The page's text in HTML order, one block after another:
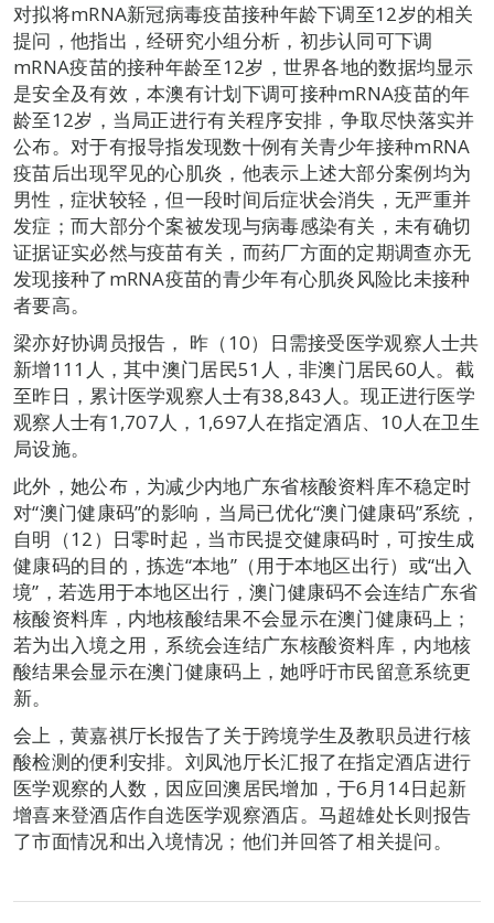
对拟将mRNA新冠病毒疫苗接种年龄下调至12岁的相关
提问，他指出，经研究小组分析，初步认同可下调
mRNA疫苗的接种年龄至12岁，世界各地的数据均显示
是安全及有效，本澳有计划下调可接种mRNA疫苗的年
龄至12岁，当局正进行有关程序安排，争取尽快落实并
公布。对于有报导指发现数十例有关青少年接种mRNA
疫苗后出现罕见的心肌炎，他表示上述大部分案例均为
男性，症状较轻，但一段时间后症状会消失，无严重并
发症；而大部分个案被发现与病毒感染有关，未有确切
证据证实必然与疫苗有关，而药厂方面的定期调查亦无
发现接种了mRNA疫苗的青少年有心肌炎风险比未接种
者要高。
梁亦好协调员报告， 昨（10）日需接受医学观察人士共
新增111人，其中澳门居民51人，非澳门居民60人。截
至昨日，累计医学观察人士有38,843人。现正进行医学
观察人士有1,707人，1,697人在指定酒店、10人在卫生
局设施。
此外，她公布，为减少内地广东省核酸资料库不稳定时
对“澳门健康码”的影响，当局已优化“澳门健康码”系统，
自明（12）日零时起，当市民提交健康码时，可按生成
健康码的目的，拣选“本地”（用于本地区出行）或“出入
境”，若选用于本地区出行，澳门健康码不会连结广东省
核酸资料库，内地核酸结果不会显示在澳门健康码上；
若为出入境之用，系统会连结广东核酸资料库，内地核
酸结果会显示在澳门健康码上，她呼吁市民留意系统更
新。
会上，黄嘉祺厅长报告了关于跨境学生及教职员进行核
酸检测的便利安排。刘凤池厅长汇报了在指定酒店进行
医学观察的人数，因应回澳居民增加，于6月14日起新
增喜来登酒店作自选医学观察酒店。马超雄处长则报告
了市面情况和出入境情况；他们并回答了相关提问。